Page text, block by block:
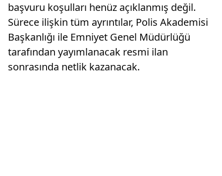
başvuru koşulları henüz açıklanmış değil.
Sürece ilişkin tüm ayrıntılar, Polis Akademisi
Başkanlığı ile Emniyet Genel Müdürlüğü
tarafından yayımlanacak resmi ilan
sonrasında netlik kazanacak.